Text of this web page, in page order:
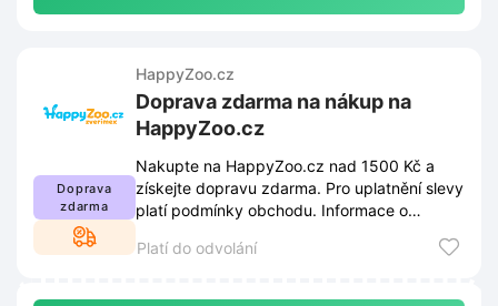
Doprava
zdarma
HappyZoo.cz
Doprava zdarma na nákup na
HappyZoo.cz
Nakupte na HappyZoo.cz nad 1500 Kč a
získejte dopravu zdarma. Pro uplatnění slevy
platí podmínky obchodu. Informace o
Platí do odvolání